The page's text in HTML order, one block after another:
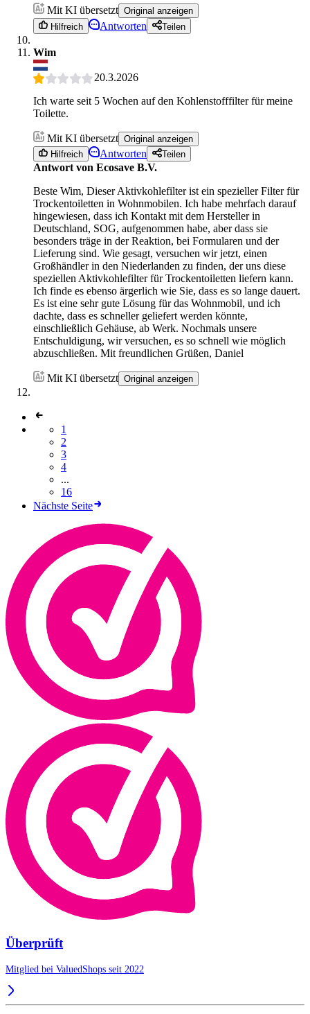
Mit KI übersetzt Original anzeigen
Hilfreich
Antworten Teilen
Wim
20.3.2026
Ich warte seit 5 Wochen auf den Kohlenstofffilter für meine
Toilette.
Mit KI übersetzt Original anzeigen
Hilfreich
Antworten Teilen
Antwort von Ecosave B.V.
Beste Wim, Dieser Aktivkohlefilter ist ein spezieller Filter für
Trockentoiletten in Wohnmobilen. Ich habe mehrfach darauf
hingewiesen, dass ich Kontakt mit dem Hersteller in
Deutschland, SOG, aufgenommen habe, aber dass sie
besonders träge in der Reaktion, bei Formularen und der
Lieferung sind. Wie gesagt, versuchen wir jetzt, einen
Großhändler in den Niederlanden zu finden, der uns diese
speziellen Aktivkohlefilter für Trockentoiletten liefern kann.
Ich finde es ebenso ärgerlich wie Sie, dass es so lange dauert.
Es ist eine sehr gute Lösung für das Wohnmobil, und ich
dachte, dass es schneller geliefert werden könnte,
einschließlich Gehäuse, ab Werk. Nochmals unsere
Entschuldigung, wir versuchen, es so schnell wie möglich
abzuschließen. Mit freundlichen Grüßen, Daniel
Mit KI übersetzt Original anzeigen
1
2
3
4
...
16
Nächste Seite
Überprüft
Mitglied bei ValuedShops seit 2022